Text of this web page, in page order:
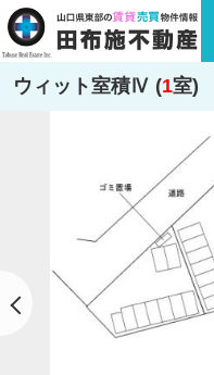
ウィット室積Ⅳ (1室)